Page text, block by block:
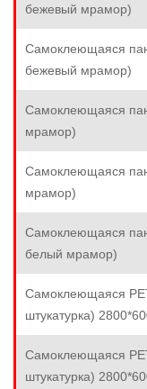
бежевый мрамор)
Самоклеющаяся
бежевый мрамор)
Самоклеющаяся
мрамор)
Самоклеющаяся
мрамор)
Самоклеющаяся
белый мрамор)
Самоклеющаяся
штукатурка)
Самоклеющаяся
штукатурка)